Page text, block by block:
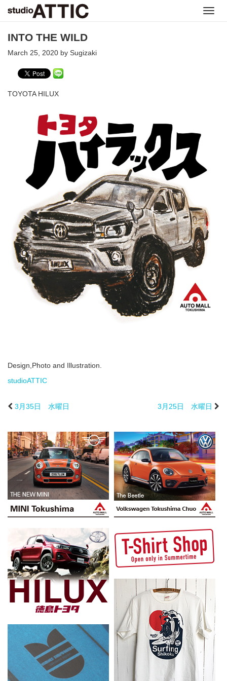
INTO THE WILD
March 25, 2020 by Sugizaki
TOYOTA HILUX
Design,Photo and Illustration.
studioATTIC
3月35日 水曜日 3月25日 水曜日